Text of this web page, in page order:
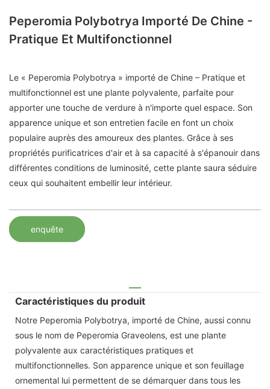
Peperomia Polybotrya Importé De Chine -
Pratique Et Multifonctionnel
Le « Peperomia Polybotrya » importé de Chine – Pratique et
multifonctionnel est une plante polyvalente, parfaite pour
apporter une touche de verdure à n'importe quel espace. Son
apparence unique et son entretien facile en font un choix
populaire auprès des amoureux des plantes. Grâce à ses
propriétés purificatrices d'air et à sa capacité à s'épanouir dans
différentes conditions de luminosité, cette plante saura séduire
ceux qui souhaitent embellir leur intérieur.
enquête
Caractéristiques du produit
Notre Peperomia Polybotrya, importé de Chine, aussi connu
sous le nom de Peperomia Graveolens, est une plante
polyvalente aux caractéristiques pratiques et
multifonctionnelles. Son apparence unique et son feuillage
ornemental lui permettent de se démarquer dans tous les